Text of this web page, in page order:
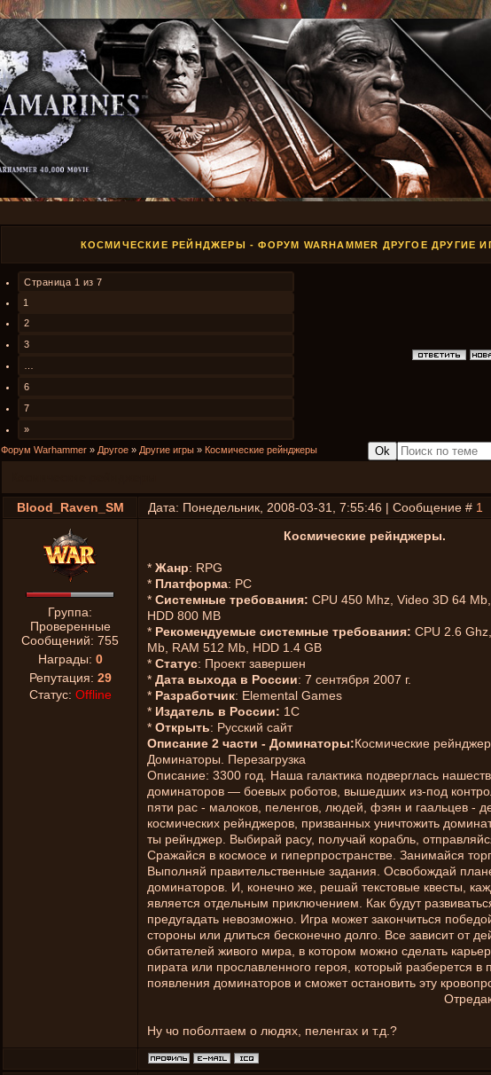
КОСМИЧЕСКИЕ РЕЙНДЖЕРЫ - ФОРУМ WARHAMMER ДРУГОЕ ДРУГИЕ
Страница 1 из 7
1
2
3
6
7
»
Форум Warhammer » Другое » Другие игры » Космические рейнджеры
Blood_Raven_SM Дата: Понедельник, 2008-03-31, 7:55:46 | Сообщение # 1
Группа:
Проверенные
Сообщений: 755
Награды: 0
Репутация: 29
Статус: Offline
Космические рейнджеры.
* Жанр: RPG
* Платформа: PC
* Системные требования: CPU 450 Mhz, Video 3D 64
HDD 800 MB
* Рекомендуемые системные требования: CPU 2.6
Mb, RAM 512 Mb, HDD 1.4 GB
* Статус: Проект завершен
* Дата выхода в России: 7 сентября 2007 г.
* Разработчик: Elemental Games
* Издатель в России: 1C
* Открыть: Русский сайт
Описание 2 части - Доминаторы:Космические
Доминаторы. Перезагрузка
Описание: 3300 год. Наша галактика подверглась
доминаторов — боевых роботов, вышедших из-под
пяти рас - малоков, пеленгов, людей, фэян и гаальцев -
космических рейнджеров, призванных уничтожить
ты рейнджер. Выбирай расу, получай корабль,
Сражайся в космосе и гиперпространстве. Занимайся
Выполняй правительственные задания. Освобождай
доминаторов. И, конечно же, решай текстовые квесты,
является отдельным приключением. Как будут
предугадать невозможно. Игра может закончиться
стороны или длиться бесконечно долго. Все зависит от
обитателей живого мира, в котором можно сделать
пирата или прославленного героя, который разберется в
появления доминаторов и сможет остановить эту
Ну чо поболтаем о людях, пеленгах и т.д.?